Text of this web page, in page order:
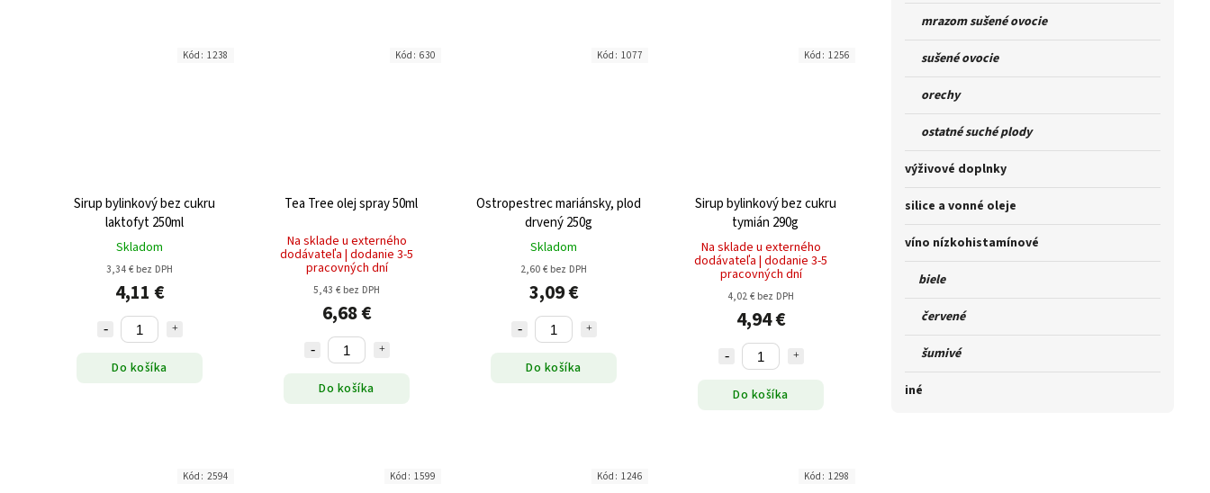
mrazom sušené ovocie
sušené ovocie
orechy
ostatné suché plody
výživové doplnky
silice a vonné oleje
víno nízkohistamínové
biele
červené
šumivé
iné
Sirup bylinkový bez cukru
laktofyt 250ml
Skladom
3,34 € bez DPH
4,11 €
Do košíka
Kód: 1238
Tea Tree olej spray 50ml
Na sklade u externého
dodávateľa | dodanie 3-5
pracovných dní
5,43 € bez DPH
6,68 €
Do košíka
Kód: 630
Ostropestrec mariánsky, plod
drvený 250g
Skladom
2,60 € bez DPH
3,09 €
Do košíka
Kód: 1077
Sirup bylinkový bez cukru
tymián 290g
Na sklade u externého
dodávateľa | dodanie 3-5
pracovných dní
4,02 € bez DPH
4,94 €
Do košíka
Kód: 1256
Kód: 2594 Kód: 1599 Kód: 1246 Kód: 1298